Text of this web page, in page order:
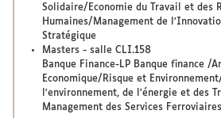
Solidaire/Economie du Travail et des
Humaines/Management de
Stratégique
Masters - salle CLI.158
Banque Finance-LP Banque finance /
Economique/Risque et
l'environnement, de l'énergie et des
Management des Services